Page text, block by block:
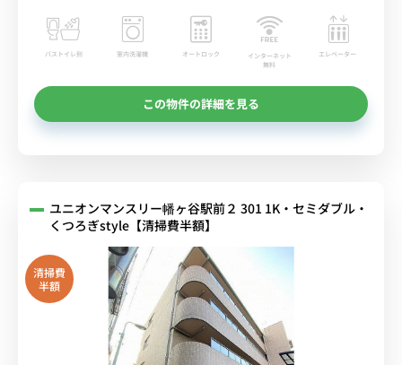
バストイレ別 室内洗濯機 オートロック
インターネット
無料
エレベーター
この物件の詳細を見る
ユニオンマンスリー幡ヶ谷駅前２ 301 1K・セミダブル・
くつろぎstyle【清掃費半額】
清掃費
半額